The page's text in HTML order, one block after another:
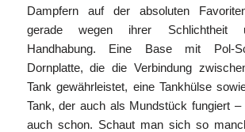
Dampfern auf der absoluten
gerade wegen ihrer Schlichtheit
Handhabung. Eine Base mit Pol-
Dornplatte, die die Verbindung
Tank gewährleistet, eine Tankhülse
Tank, der auch als Mundstück fungiert
auch schon. Schaut man sich so